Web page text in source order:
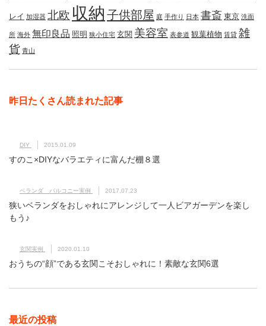
レイ 加湿器 北欧 収納 子供部屋 庭 手作り 日本 書斎 東京 洗面
所 海外 無印良品 照明 狭小住宅 玄関 美容室 表参道 観葉植物 賃貸 雑
貨 青山
昨日たくさん読まれた記事
DIY 2015.01.09
すのこ×DIYなバラエティに富んだ棚８選
ベランダ バルコニー実例 2017.07.23
狭いベランダをおしゃれにアレンジして一人ビアガーデンを楽し
もう♪
玄関実例 2020.01.10
おうちの“顔”である玄関こそおしゃれに！素敵な玄関6選
最近の投稿